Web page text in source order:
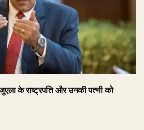
के राष्ट्रपति और उनकी पत्नी को